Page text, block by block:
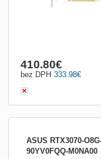
333.98€
bez DPH
410.80€
ASUS RTX3070-
90YV0FQQ-M0NA00